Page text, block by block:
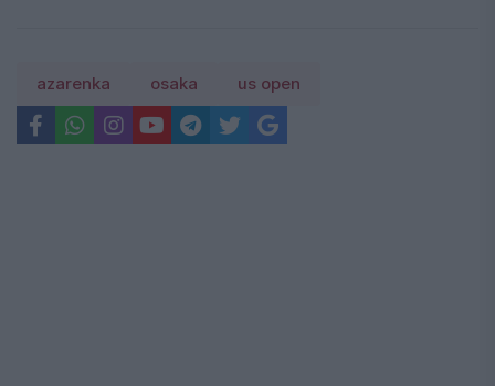
azarenka osaka us open